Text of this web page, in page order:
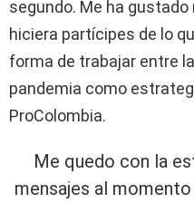
segundo. Me ha
hiciera partícipes de lo
forma de trabajar entre
pandemia como
ProColombia.
Me quedo con la
mensajes al